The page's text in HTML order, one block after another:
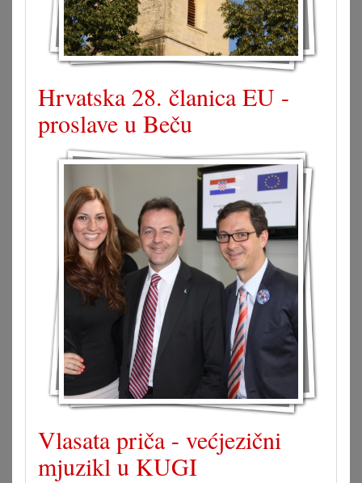
Hrvatska 28. članica EU -
proslave u Beču
Vlasata priča - većjezični
mjuzikl u KUGI